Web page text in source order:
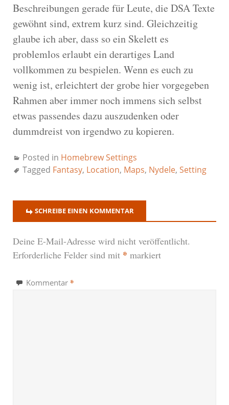
Beschreibungen gerade für Leute, die DSA Texte
gewöhnt sind, extrem kurz sind. Gleichzeitig
glaube ich aber, dass so ein Skelett es
problemlos erlaubt ein derartiges Land
vollkommen zu bespielen. Wenn es euch zu
wenig ist, erleichtert der grobe hier vorgegeben
Rahmen aber immer noch immens sich selbst
etwas passendes dazu auszudenken oder
dummdreist von irgendwo zu kopieren.
Posted in Homebrew Settings
Tagged Fantasy, Location, Maps, Nydele, Setting
SCHREIBE EINEN KOMMENTAR
Deine E-Mail-Adresse wird nicht veröffentlicht.
Erforderliche Felder sind mit * markiert
Kommentar *